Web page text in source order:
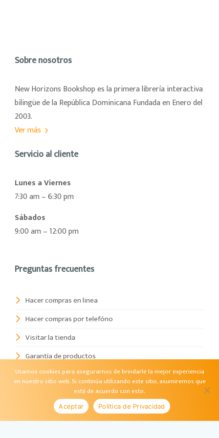
Sobre nosotros
New Horizons Bookshop es la primera librería interactiva
bilingüe de la República Dominicana Fundada en Enero del
2003.
Ver más
Servicio al cliente
Lunes a Viernes
7:30 am – 6:30 pm
Sábados
9:00 am – 12:00 pm
Preguntas frecuentes
Hacer compras en linea
Hacer compras por telefóno
Visitar la tienda
Garantía de productos
Estamos ubicados en la Av. Sarasota No. 51 Bella Vista,
Usamos cookies para asegurarnos de brindarle la mejor experiencia
en nuestro sitio web. Si continúa utilizando este sitio, asumiremos que
está de acuerdo con esto.
Aceptar Política de Privacidad